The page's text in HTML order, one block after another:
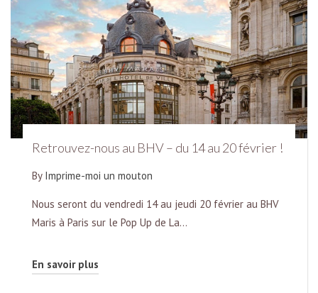
Retrouvez-nous au BHV – du 14 au 20 février !
By Imprime-moi un mouton
Nous seront du vendredi 14 au jeudi 20 février au BHV
Maris à Paris sur le Pop Up de La…
En savoir plus